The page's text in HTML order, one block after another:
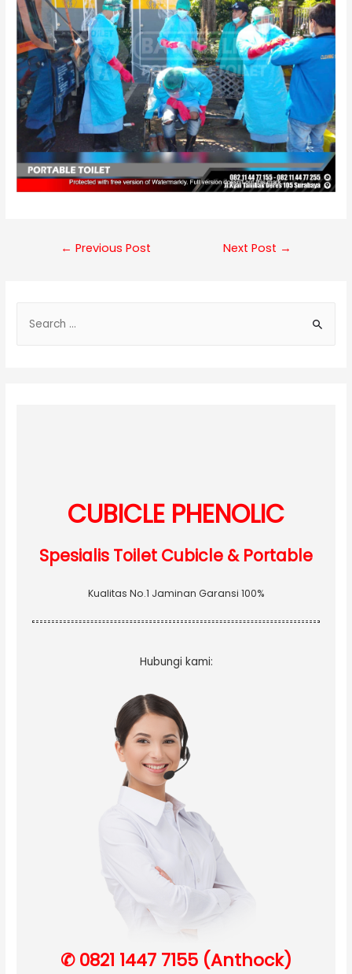
Post
← Previous Post Next Post →
CUBICLE PHENOLIC
Spesialis Toilet Cubicle & Portable
Kualitas No.1 Jaminan Garansi 100%
Hubungi kami:
✆ 0821 1447 7155 (Anthock)